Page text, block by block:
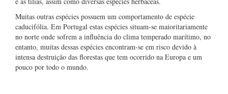
Muitas outras espécies possuem um comportamento de espécie
caducifólia. Em Portugal estas espécies situam-se maioritariamente
no norte onde sofrem a influência do clima temperado marítimo, no
entanto, muitas dessas espécies encontram-se em risco devido à
intensa destruição das florestas que tem ocorrido na Europa e um
pouco por todo o mundo.